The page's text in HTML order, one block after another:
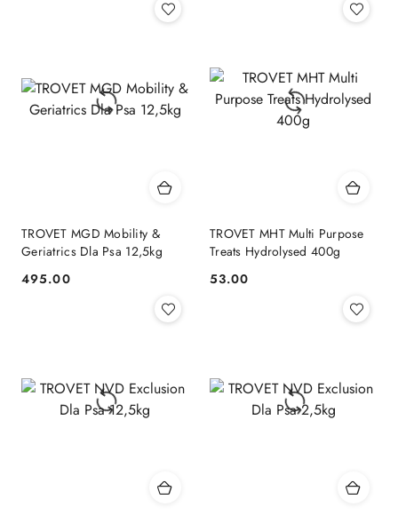
TROVET MGD Mobility &
Geriatrics Dla Psa 12,5kg
Cena:
495.00
TROVET MHT Multi Purpose
Treats Hydrolysed 400g
Cena:
53.00